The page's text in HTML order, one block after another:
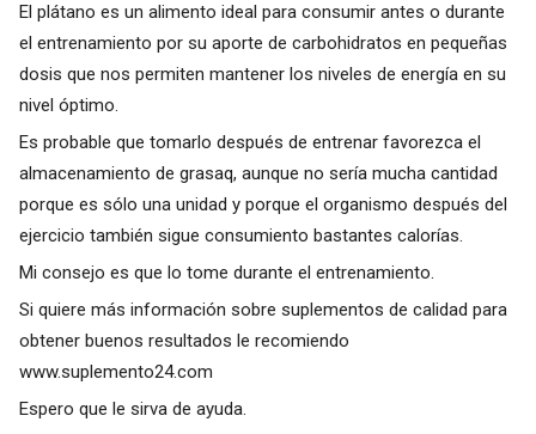
El plátano es un alimento ideal para consumir antes o durante
el entrenamiento por su aporte de carbohidratos en pequeñas
dosis que nos permiten mantener los niveles de energía en su
nivel óptimo.
Es probable que tomarlo después de entrenar favorezca el
almacenamiento de grasaq, aunque no sería mucha cantidad
porque es sólo una unidad y porque el organismo después del
ejercicio también sigue consumiento bastantes calorías.
Mi consejo es que lo tome durante el entrenamiento.
Si quiere más información sobre suplementos de calidad para
obtener buenos resultados le recomiendo
www.suplemento24.com
Espero que le sirva de ayuda.